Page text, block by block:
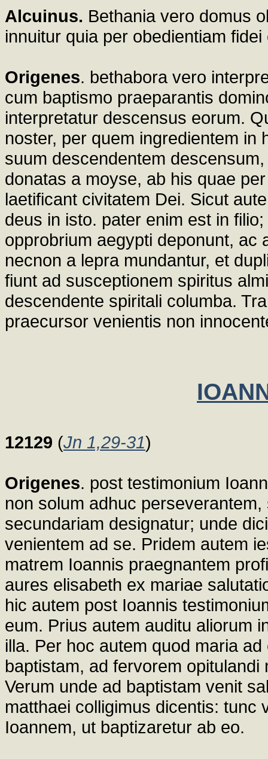
Alcuinus. Bethania vero domus
innuitur quia per obedientiam
Origenes. bethabora vero
cum baptismo praeparantis
interpretatur descensus eorum.
noster, per quem ingredientem in
suum descendentem
donatas a moyse, ab his quae
laetificant civitatem Dei. Sicut
deus in isto. pater enim est in
opprobrium aegypti deponunt, ac
necnon a lepra mundantur, et
fiunt ad susceptionem spiritus
descendente spiritali columba.
praecursor venientis non
12129 (Jn 1,29-31)
Origenes. post testimonium
non solum adhuc
secundariam designatur; unde
venientem ad se. Pridem autem
matrem Ioannis praegnantem
aures elisabeth ex mariae
hic autem post Ioannis
eum. Prius autem auditu aliorum
illa. Per hoc autem quod maria
baptistam, ad fervorem
Verum unde ad baptistam venit
matthaei colligimus dicentis: tunc
Ioannem, ut baptizaretur ab eo.